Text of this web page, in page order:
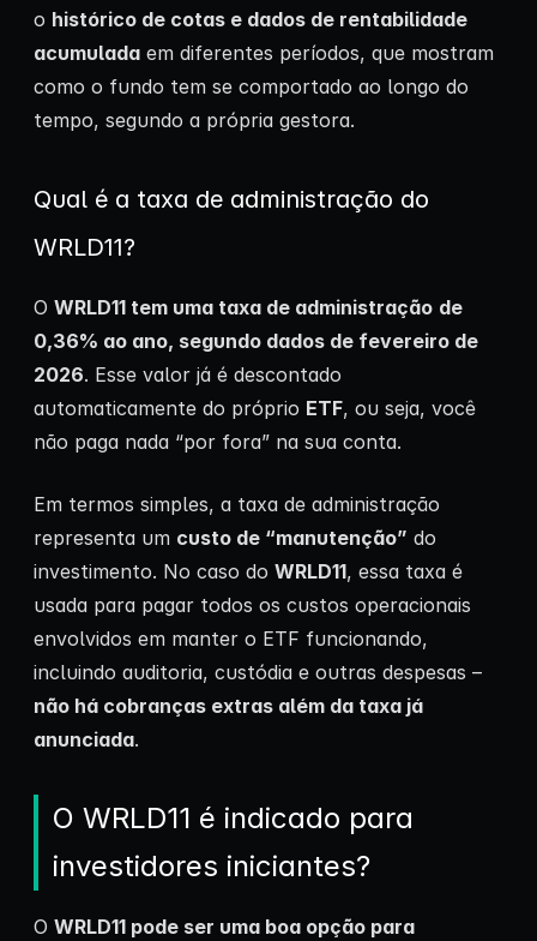
o histórico de cotas e dados de rentabilidade
acumulada em diferentes períodos, que mostram
como o fundo tem se comportado ao longo do
tempo, segundo a própria gestora.
Qual é a taxa de administração do
WRLD11?
O WRLD11 tem uma taxa de administração de
0,36% ao ano, segundo dados de fevereiro de
2026. Esse valor já é descontado
automaticamente do próprio ETF, ou seja, você
não paga nada “por fora” na sua conta.
Em termos simples, a taxa de administração
representa um custo de “manutenção” do
investimento. No caso do WRLD11, essa taxa é
usada para pagar todos os custos operacionais
envolvidos em manter o ETF funcionando,
incluindo auditoria, custódia e outras despesas –
não há cobranças extras além da taxa já
anunciada.
O WRLD11 é indicado para
investidores iniciantes?
O WRLD11 pode ser uma boa opção para